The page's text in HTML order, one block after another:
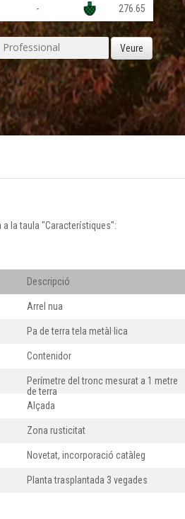
- 276.65
Veure
la taula "Característiques":
Descripció
Arrel nua
Pa de terra tela metàl·lica
Contenidor
Perímetre del tronc mesurat a 1 metre
de terra
Alçada
Zona rusticitat
Novetat, incorporació catàleg
Planta trasplantada 3 vegades